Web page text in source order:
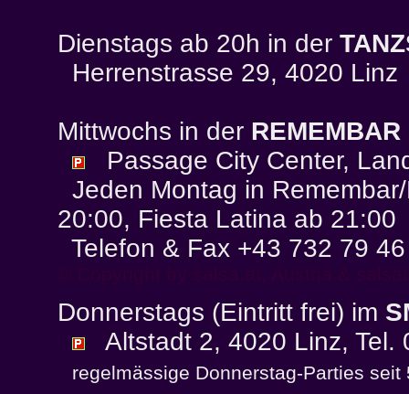
Dienstags ab 20h in der
Herrenstrasse 29, 4020 Linz
Mittwochs in der REMEMBAR
Passage City Center,
Jeden Montag in
20:00, Fiesta Latina ab 21:00
Telefon & Fax +43 732 79
Donnerstags (Eintritt frei) im
Altstadt 2, 4020 Linz, Tel.
regelmässige Donnerstag-Parties seit